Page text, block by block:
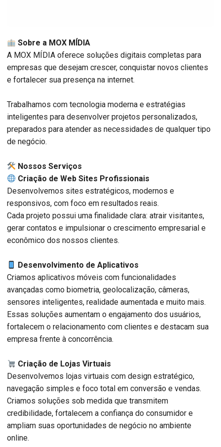
Sobre a MOX MÍDIA
A MOX MÍDIA oferece soluções digitais completas para
empresas que desejam crescer, conquistar novos clientes
e fortalecer sua presença na internet.
Trabalhamos com tecnologia moderna e estratégias
inteligentes para desenvolver projetos personalizados,
preparados para atender as necessidades de qualquer tipo
de negócio.
️ Nossos Serviços
Criação de Web Sites Profissionais
Desenvolvemos sites estratégicos, modernos e
responsivos, com foco em resultados reais.
Cada projeto possui uma finalidade clara: atrair visitantes,
gerar contatos e impulsionar o crescimento empresarial e
econômico dos nossos clientes.
Desenvolvimento de Aplicativos
Criamos aplicativos móveis com funcionalidades
avançadas como biometria, geolocalização, câmeras,
sensores inteligentes, realidade aumentada e muito mais.
Essas soluções aumentam o engajamento dos usuários,
fortalecem o relacionamento com clientes e destacam sua
empresa frente à concorrência.
Criação de Lojas Virtuais
Desenvolvemos lojas virtuais com design estratégico,
navegação simples e foco total em conversão e vendas.
Criamos soluções sob medida que transmitem
credibilidade, fortalecem a confiança do consumidor e
ampliam suas oportunidades de negócio no ambiente
online.